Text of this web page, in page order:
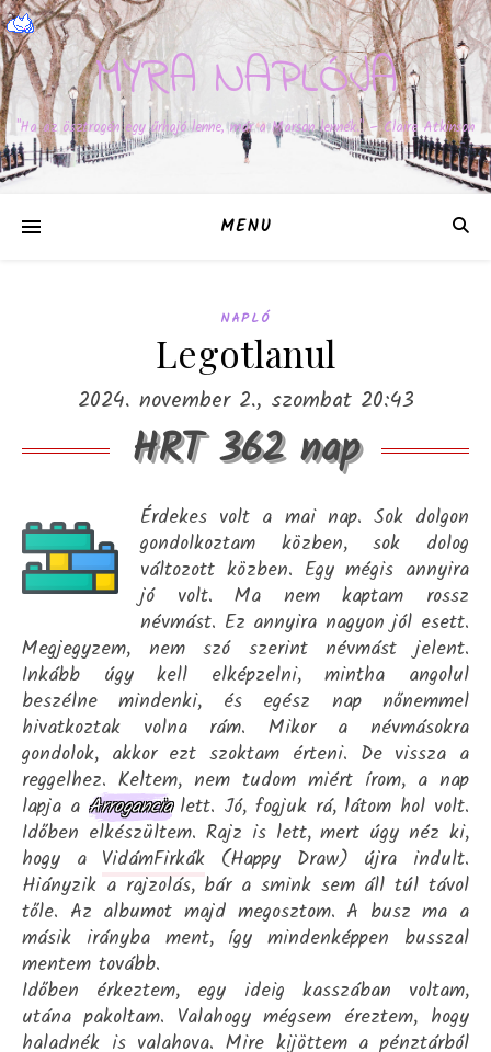
MYRA NAPLÓJA
"Ha az ösztrogén egy űrhajó lenne, már a Marson lennék." – Claire Atkinson
MENU
NAPLÓ
Legotlanul
2024. november 2., szombat 20:43
HRT 362 nap
Érdekes volt a mai nap. Sok dolgon
gondolkoztam közben, sok dolog
változott közben. Egy mégis annyira
jó volt. Ma nem kaptam rossz
névmást. Ez annyira nagyon jól esett.
Megjegyzem, nem szó szerint névmást jelent.
Inkább úgy kell elképzelni, mintha angolul
beszélne mindenki, és egész nap nőnemmel
hivatkoztak volna rám. Mikor a névmásokra
gondolok, akkor ezt szoktam érteni. De vissza a
reggelhez. Keltem, nem tudom miért írom, a nap
lapja a Arrogancialett. Jó, fogjuk rá, látom hol volt.
Időben elkészültem. Rajz is lett, mert úgy néz ki,
hogy a VidámFirkák (Happy Draw) újra indult.
Hiányzik a rajzolás, bár a smink sem áll túl távol
tőle. Az albumot majd megosztom. A busz ma a
másik irányba ment, így mindenképpen busszal
mentem tovább.
Időben érkeztem, egy ideig kasszában voltam,
utána pakoltam. Valahogy mégsem éreztem, hogy
haladnék is valahova. Mire kijöttem a pénztárból